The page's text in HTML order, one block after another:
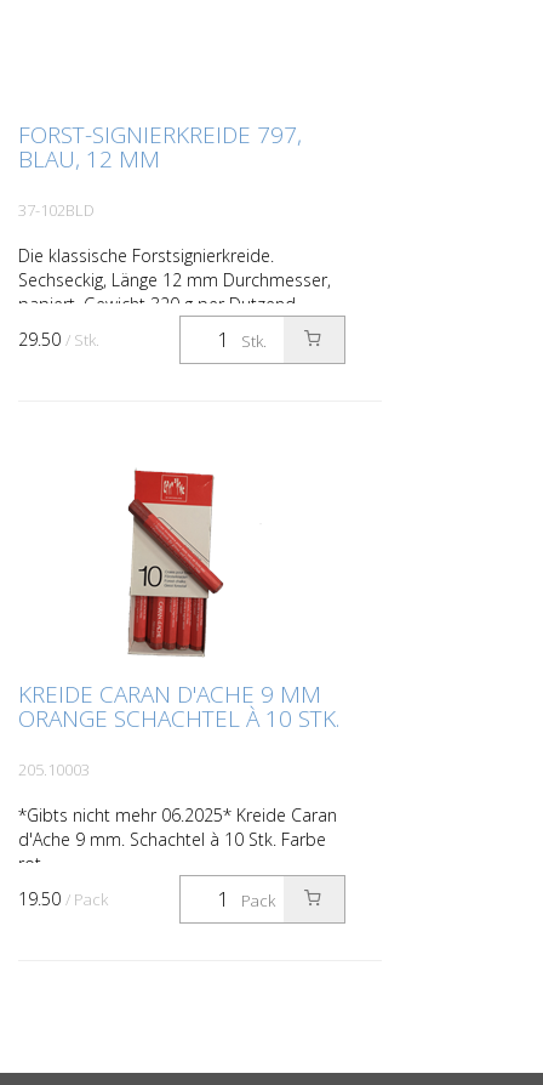
FORST-SIGNIERKREIDE 797,
BLAU, 12 MM
37-102BLD
Die klassische Forstsignierkreide.
Sechseckig, Länge 12 mm Durchmesser,
papiert. Gewicht 320 g per Dutzend.
Farbe blau.
Stk.
29.50 / Stk.
KREIDE CARAN D'ACHE 9 MM
ORANGE SCHACHTEL À 10 STK.
205.10003
*Gibts nicht mehr 06.2025* Kreide Caran
d'Ache 9 mm. Schachtel à 10 Stk. Farbe
rot.
Pack
19.50 / Pack